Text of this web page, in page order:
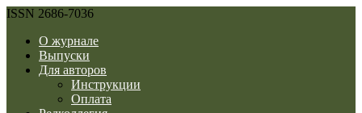
ISSN 2686-7036
О журнале
Выпуски
Для авторов
Инструкции
Оплата